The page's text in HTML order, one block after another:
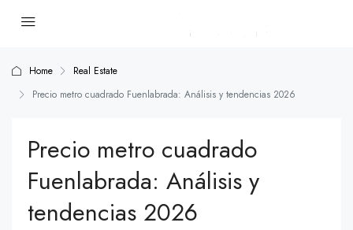
Home
Real Estate
Precio metro cuadrado Fuenlabrada: Análisis y tendencias 2026
Precio metro cuadrado
Fuenlabrada: Análisis y
tendencias 2026